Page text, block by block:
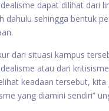
dapat dilihat dari
dahulu sehingga bentuk
dari situasi kampus
atau dari
keadaan tersebut, kita
yang diamini sendiri”